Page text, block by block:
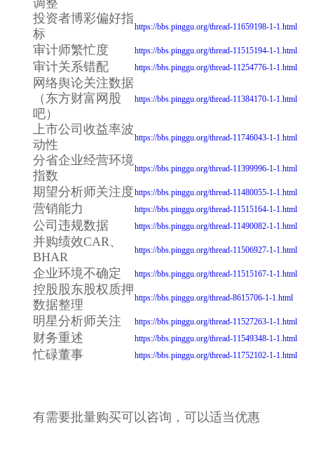
投资者博彩偏好指
标
https://bbs.pinggu.org/thread-11659198-1-1.html
审计师繁忙度 https://bbs.pinggu.org/thread-11515194-1-1.html
审计关系错配 https://bbs.pinggu.org/thread-11254776-1-1.html
网络舆论关注数据
（东方财富网股
吧）
https://bbs.pinggu.org/thread-11384170-1-1.html
上市公司收益率波
动性
https://bbs.pinggu.org/thread-11746043-1-1.html
分省企业经营环境
指数
https://bbs.pinggu.org/thread-11399996-1-1.html
期望分析师关注度https://bbs.pinggu.org/thread-11480055-1-1.html
营销能力 https://bbs.pinggu.org/thread-11515164-1-1.html
公司违规数据 https://bbs.pinggu.org/thread-11490082-1-1.html
并购绩效CAR、
BHAR
https://bbs.pinggu.org/thread-11506927-1-1.html
企业环境不确定 https://bbs.pinggu.org/thread-11515167-1-1.html
控股股东股权质押
数据整理
https://bbs.pinggu.org/thread-8615706-1-1.html
明星分析师关注 https://bbs.pinggu.org/thread-11527263-1-1.html
财务重述 https://bbs.pinggu.org/thread-11549348-1-1.html
忙碌董事 https://bbs.pinggu.org/thread-11752102-1-1.html
有需要批量购买可以咨询，可以适当优惠